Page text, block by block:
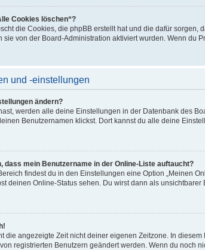
Cookies löschen“?
die Cookies, die phpBB erstellt hat und die dafür
sie von der Board-Administration aktiviert wurden. Wenn
und -einstellungen
ändern?
werden alle deine Einstellungen in der Datenbank des
Benutzernamen klickst. Dort kannst du alle deine
dass mein Benutzername in der Online-Liste auftaucht?
findest du in den Einstellungen eine Option „Meinen
deinen Online-Status sehen. Du wirst dann als unsichtbarer
die angezeigte Zeit nicht deiner eigenen Zeitzone. In
registrierten Benutzern geändert werden. Wenn du noch